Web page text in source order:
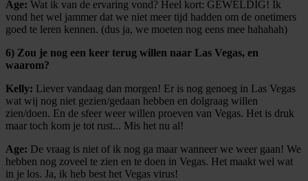
Age: Wat ik van de ervaring vond? Heel kort: GEWELDIG! Ik
vond het wel jammer dat we niet meer tijd hadden om de onetimers
goed te leren kennen. (dus ja, we moeten nog eens mee hahahah)
6) Zou je nog een keer terug willen naar Las Vegas, en
waarom?
Kelly: Liever vandaag dan morgen! Er is nog genoeg in Las Vegas
wat wij nog niet gezien/gedaan hebben en dolgraag willen
zien/doen. En de sfeer weer willen proeven van Vegas. Het is druk
maar toch kom je tot rust... Mis het nu al!
Age: De vraag is niet of ik nog ga maar wanneer we weer gaan! We
hebben nog zoveel te zien en te doen in Vegas. Het maakt wel wat
in je los. Ja, ik heb best het Vegas virus!